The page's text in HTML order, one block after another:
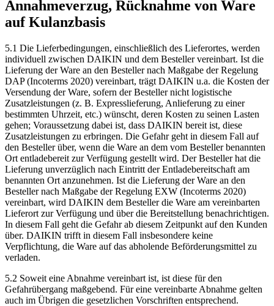
Annahmeverzug, Rücknahme von Ware
auf Kulanzbasis
5.1 Die Lieferbedingungen, einschließlich des Lieferortes, werden
individuell zwischen DAIKIN und dem Besteller vereinbart. Ist die
Lieferung der Ware an den Besteller nach Maßgabe der Regelung
DAP (Incoterms 2020) vereinbart, trägt DAIKIN u.a. die Kosten der
Versendung der Ware, sofern der Besteller nicht logistische
Zusatzleistungen (z. B. Expresslieferung, Anlieferung zu einer
bestimmten Uhrzeit, etc.) wünscht, deren Kosten zu seinen Lasten
gehen; Voraussetzung dabei ist, dass DAIKIN bereit ist, diese
Zusatzleistungen zu erbringen. Die Gefahr geht in diesem Fall auf
den Besteller über, wenn die Ware an dem vom Besteller benannten
Ort entladebereit zur Verfügung gestellt wird. Der Besteller hat die
Lieferung unverzüglich nach Eintritt der Entladebereitschaft am
benannten Ort anzunehmen. Ist die Lieferung der Ware an den
Besteller nach Maßgabe der Regelung EXW (Incoterms 2020)
vereinbart, wird DAIKIN dem Besteller die Ware am vereinbarten
Lieferort zur Verfügung und über die Bereitstellung benachrichtigen.
In diesem Fall geht die Gefahr ab diesem Zeitpunkt auf den Kunden
über. DAIKIN trifft in diesem Fall insbesondere keine
Verpflichtung, die Ware auf das abholende Beförderungsmittel zu
verladen.
5.2 Soweit eine Abnahme vereinbart ist, ist diese für den
Gefahrübergang maßgebend. Für eine vereinbarte Abnahme gelten
auch im Übrigen die gesetzlichen Vorschriften entsprechend.